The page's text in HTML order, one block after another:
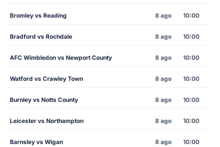
Bromley vs Reading 8 ago 10:00
Bradford vs Rochdale 8 ago 10:00
AFC Wimbledon vs Newport County 8 ago 10:00
Watford vs Crawley Town 8 ago 10:00
Burnley vs Notts County 8 ago 10:00
Leicester vs Northampton 8 ago 10:00
Barnsley vs Wigan 8 ago 10:00